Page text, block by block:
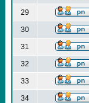
29
30
31
32
33
34